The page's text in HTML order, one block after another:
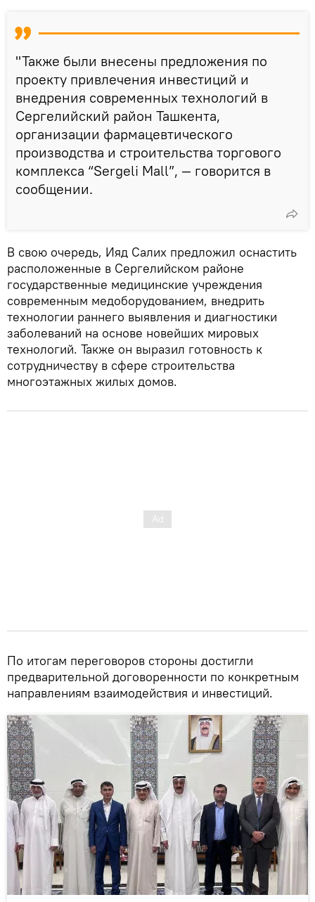
"Также были внесены предложения по
проекту привлечения инвестиций и
внедрения современных технологий в
Сергелийский район Ташкента,
организации фармацевтического
производства и строительства торгового
комплекса “Sergeli Mall”, — говорится в
сообщении.
В свою очередь, Ияд Салих предложил оснастить
расположенные в Сергелийском районе
государственные медицинские учреждения
современным медоборудованием, внедрить
технологии раннего выявления и диагностики
заболеваний на основе новейших мировых
технологий. Также он выразил готовность к
сотрудничеству в сфере строительства
многоэтажных жилых домов.
По итогам переговоров стороны достигли
предварительной договоренности по конкретным
направлениям взаимодействия и инвестиций.